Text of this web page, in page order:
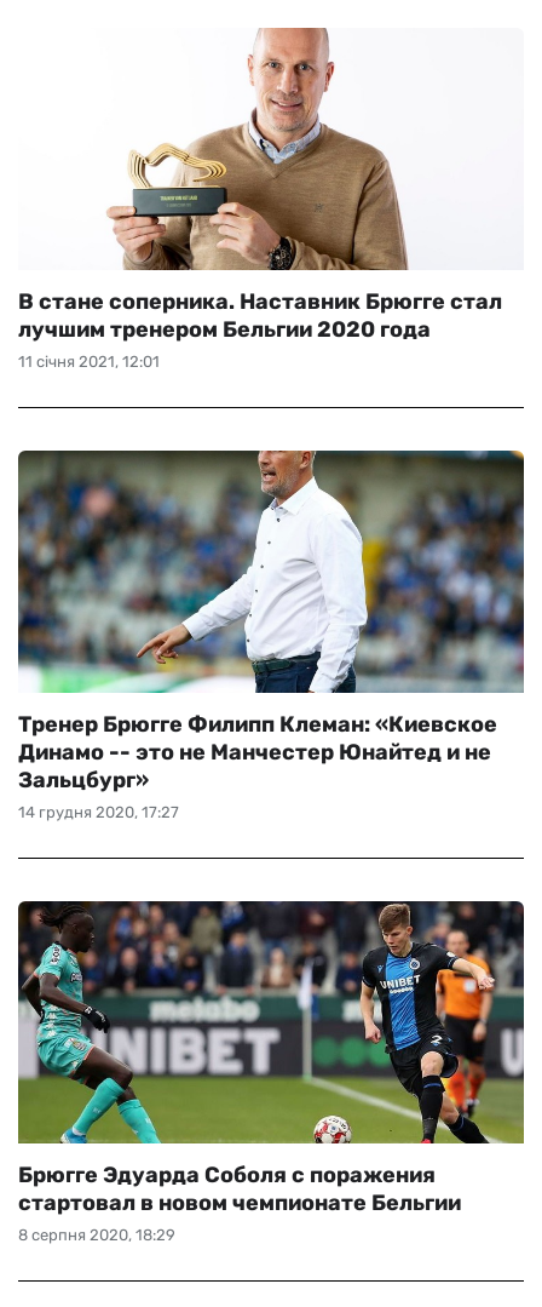
11 січня 2021, 12:01
В стане соперника. Наставник Брюгге стал
лучшим тренером Бельгии 2020 года
14 грудня 2020, 17:27
Тренер Брюгге Филипп Клеман: «Киевское
Динамо -- это не Манчестер Юнайтед и не
Зальцбург»
8 серпня 2020, 18:29
Брюгге Эдуарда Соболя с поражения
стартовал в новом чемпионате Бельгии